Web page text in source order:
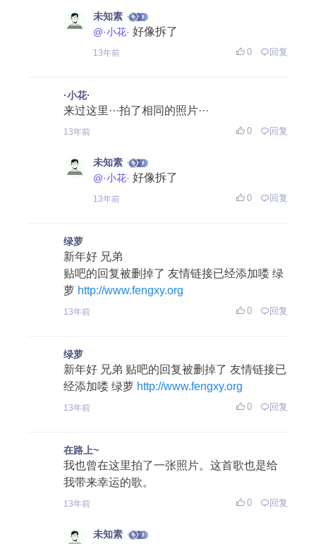
未知素
@·小花· 好像拆了
13年前 0 回复
·小花·
来过这里···拍了相同的照片···
13年前 0 回复
未知素
@·小花· 好像拆了
13年前 0 回复
绿萝
新年好 兄弟
贴吧的回复被删掉了 友情链接已经添加喽 绿
萝 http://www.fengxy.org
13年前 0 回复
绿萝
新年好 兄弟 贴吧的回复被删掉了 友情链接已
经添加喽 绿萝 http://www.fengxy.org
13年前 0 回复
在路上~
我也曾在这里拍了一张照片。这首歌也是给
我带来幸运的歌。
13年前 0 回复
未知素